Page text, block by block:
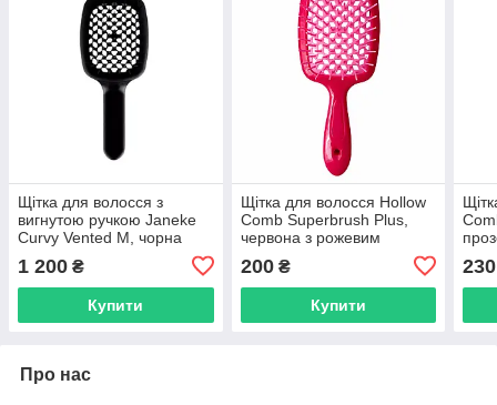
Щітка для волосся з
вигнутою ручкою Janeke
Curvy Vented M, чорна
1 200 ₴
Купити
Щітка для волосся Hollow
Comb Superbrush Plus,
червона з рожевим
200₴
Купити
230
Про нас